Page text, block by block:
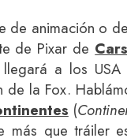
de animación o
de Pixar de
a los USA
de la Fox.
(
más que tráiler